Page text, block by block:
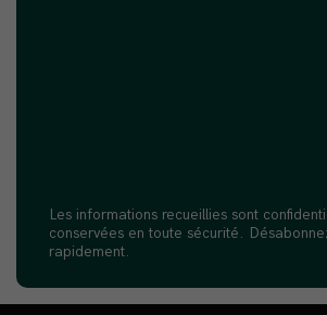
Les informations recueillies sont
conservées en toute sécurité.
rapidement.